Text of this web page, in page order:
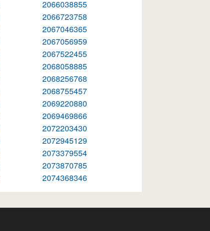
2066038855
2066723758
2067046365
2067056959
2067522455
2068058885
2068256768
2068755457
2069220880
2069469866
2072203430
2072945129
2073379554
2073870785
2074368346